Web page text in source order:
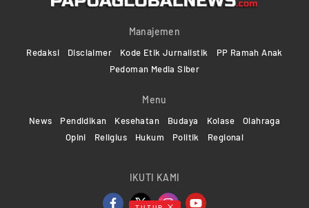
Manajemen
Redaksi Disclaimer Kode Etik Jurnalistik
PP Ramah Anak
Pedoman Media Siber
Menu
News Pendidikan Kesehatan Budaya Kolase
Olahraga
Opini
Religius Hukum Politik Regional
IKUTI KAMI